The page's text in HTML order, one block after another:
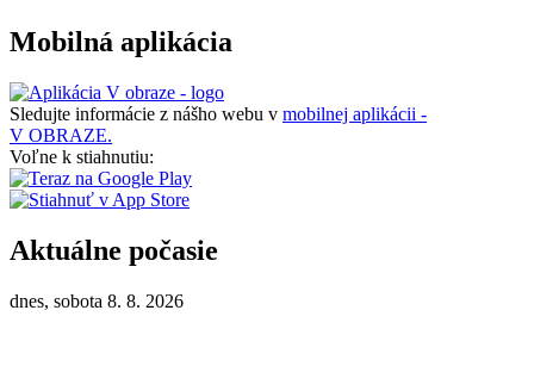
Mobilná aplikácia
Sledujte informácie z nášho webu v mobilnej aplikácii -
V OBRAZE.
Voľne k stiahnutiu:
Aktuálne počasie
dnes, sobota 8. 8. 2026